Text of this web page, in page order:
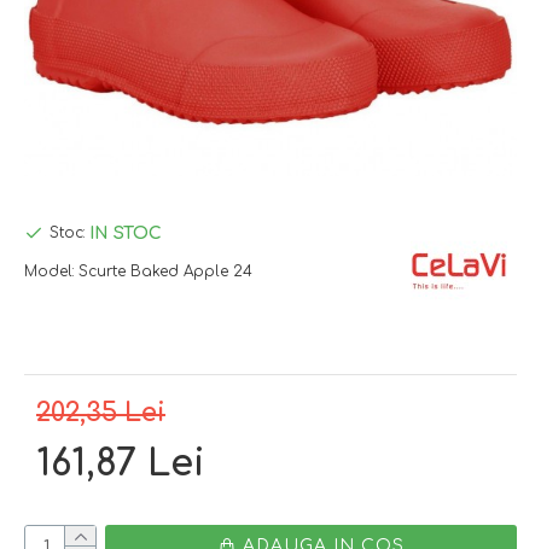
202,35 Lei
161,87 Lei
Stoc: IN STOC
Model: Scurte Baked Apple 24